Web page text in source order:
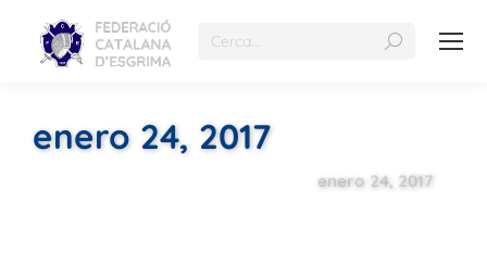
enero 24, 2017
enero 24, 2017